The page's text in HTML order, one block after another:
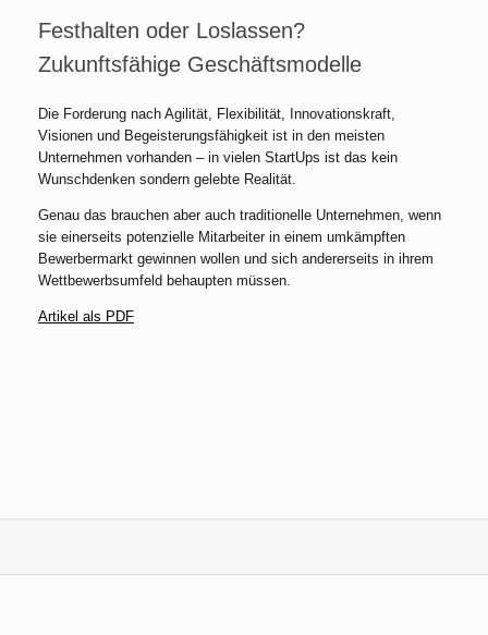
Festhalten oder Loslassen?
Zukunftsfähige Geschäftsmodelle
Die Forderung nach Agilität, Flexibilität, Innovationskraft,
Visionen und Begeisterungsfähigkeit ist in den meisten
Unternehmen vorhanden – in vielen StartUps ist das kein
Wunschdenken sondern gelebte Realität.
Genau das brauchen aber auch traditionelle Unternehmen, wenn
sie einerseits potenzielle Mitarbeiter in einem umkämpften
Bewerbermarkt gewinnen wollen und sich andererseits in ihrem
Wettbewerbsumfeld behaupten müssen.
Artikel als PDF